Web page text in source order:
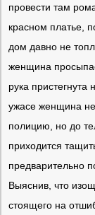
провести там
красном платье,
дом давно не
женщина
рука
ужасе женщина не
полицию, но до
приходится
предварительно
Выяснив, что
стоящего на